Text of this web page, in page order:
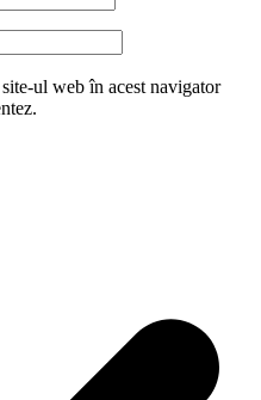
ul web în acest navigator